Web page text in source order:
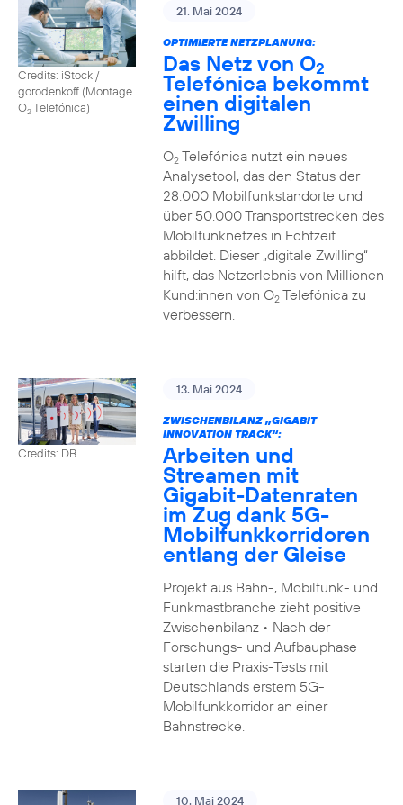
Credits: iStock /
gorodenkoff (Montage
O2Telefónica)
21. Mai 2024
OPTIMIERTE NETZPLANUNG:
Das Netz von O2
Telefónica bekommt
einen digitalen
Zwilling
O2Telefónica nutzt ein neues
Analysetool, das den Status der
28.000 Mobilfunkstandorte und
über 50.000 Transportstrecken des
Mobilfunknetzes in Echtzeit
abbildet. Dieser „digitale Zwilling“
hilft, das Netzerlebnis von Millionen
Kund:innen von O2Telefónica zu
verbessern.
Credits: DB
13. Mai 2024
ZWISCHENBILANZ „GIGABIT
INNOVATION TRACK“:
Arbeiten und
Streamen mit
Gigabit-Datenraten
im Zug dank 5G-
Mobilfunkkorridoren
entlang der Gleise
Projekt aus Bahn-, Mobilfunk- und
Funkmastbranche zieht positive
Zwischenbilanz • Nach der
Forschungs- und Aufbauphase
starten die Praxis-Tests mit
Deutschlands erstem 5G-
Mobilfunkkorridor an einer
Bahnstrecke.
10. Mai 2024